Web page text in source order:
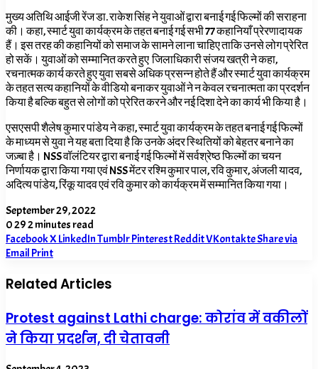
मुख्य अतिथि आईजी रेंज डा. राकेश सिंह ने युवाओं द्वारा बनाई गई फिल्मों की सराहना
की। कहा, स्मार्ट युवा कार्यक्रम के तहत बनाई गई सभी 77 कहानियाँ प्रेरणादायक
हैं। इस तरह की कहानियों को समाज के सामने लाना चाहिए ताकि उनसे लोग प्रेरित
हो सकें। युवाओं को सम्मानित करते हुए जिलाधिकारी संजय खत्री ने कहा,
रचनात्मक कार्य करते हुए युवा सबसे अधिक प्रसन्न होते हैं और स्मार्ट युवा कार्यक्रम
के तहत सत्य कहानियों के वीडियो बनाकर युवाओं ने न केवल रचनात्मता का प्रदर्शन
किया है बल्कि बहुत से लोगों को प्रेरित करने और नई दिशा देने का कार्य भी किया है।
एसएसपी शैलेष कुमार पांडेय ने कहा,स्मार्ट युवा कार्यक्रम के तहत बनाई गई फिल्मों
के माध्यम से युवा ने यह बता दिया है कि उनके अंदर स्थितियों को बेहतर बनाने का
जज़्बा है। NSSवॉलंटियर द्वारा बनाई गई फिल्मों में सर्वश्रेष्ठ फिल्मों का चयन
निर्णायक द्वारा किया गया एवंNSSमेंटर रश्मि कुमार पाल,रवि कुमार,अंजली यादव,
अदित्य पांडेय,रिंकू यादव एवं रवि कुमार को कार्यक्रम में सम्मानितकियागया।
September 29, 2022
0292 minutes read
FacebookXLinkedInTumblrPinterestRedditVKontakteShare via
Email Print
Related Articles
Protest against Lathi charge: कोरांव में वकीलों
ने किया प्रदर्शन, दी चेतावनी